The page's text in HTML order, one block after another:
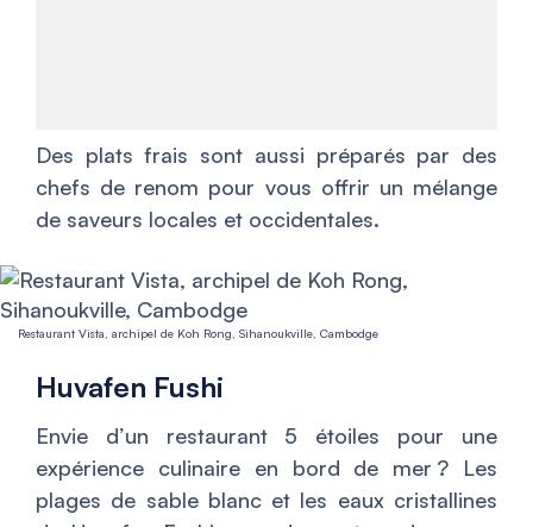
Des plats frais sont aussi préparés par des
chefs de renom pour vous offrir un mélange
de saveurs locales et occidentales.
Restaurant Vista, archipel de Koh Rong, Sihanoukville, Cambodge
Huvafen Fushi
Envie d’un restaurant 5 étoiles pour une
expérience culinaire en bord de mer ? Les
plages de sable blanc et les eaux cristallines